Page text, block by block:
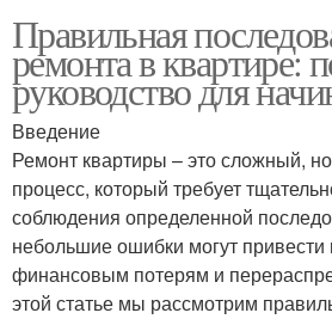
Правильная
ремонта в квартире:
руководство для
Введение
Ремонт квартиры – это сложный,
процесс, который требует
соблюдения определенной
небольшие ошибки могут привести
финансовым потерям и
этой статье мы рассмотрим